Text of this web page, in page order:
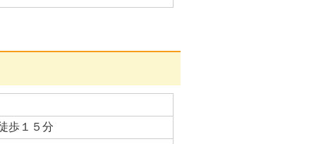
歩１５分